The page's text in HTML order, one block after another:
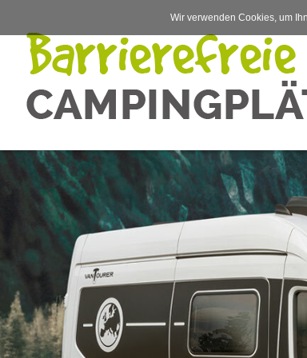
Wir verwenden Cookies, um